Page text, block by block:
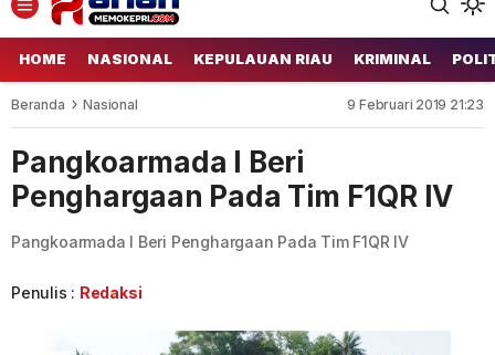
HOME NASIONAL KEPULAUAN RIAU KRIMINAL
Beranda Nasional 9 Februari 2019 21:23
Pangkoarmada I Beri
Penghargaan Pada Tim F1QR IV
Pangkoarmada I Beri Penghargaan Pada Tim F1QR IV
Penulis : Redaksi